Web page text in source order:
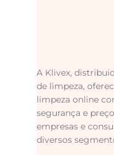
A Klivex,
de limpeza,
limpeza online
segurança e
empresas e
diversos